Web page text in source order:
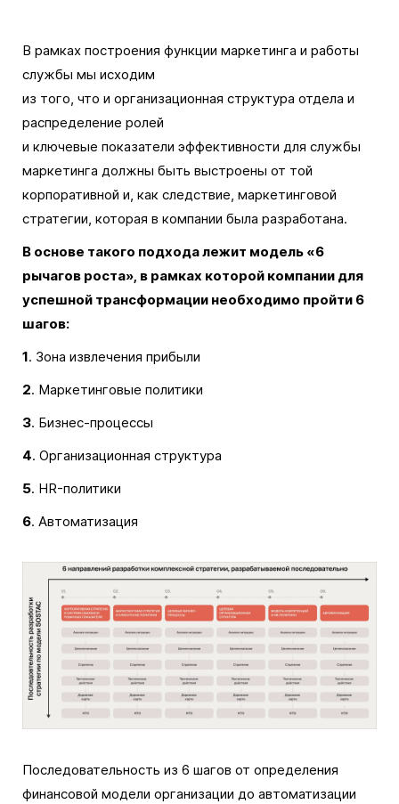
В рамках построения функции маркетинга и работы
службы мы исходим
из того, что и организационная структура отдела и
распределение ролей
и ключевые показатели эффективности для службы
маркетинга должны быть выстроены от той
корпоративной и, как следствие, маркетинговой
стратегии, которая в компании была разработана.
В основе такого подхода лежит модель «6
рычагов роста», в рамках которой компании для
успешной трансформации необходимо пройти 6
шагов:
1. Зона извлечения прибыли
2. Маркетинговые политики
3. Бизнес-процессы
4. Организационная структура
5. HR-политики
6. Автоматизация
Последовательность из 6 шагов от определения
финансовой модели организации до автоматизации